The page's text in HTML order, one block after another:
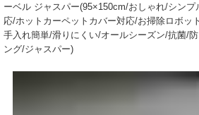
ーベル ジャスパー(95×150cm/おしゃれ/シン
応/ホットカーペットカバー対応/お掃除ロボッ
手入れ簡単/滑りにくい/オールシーズン/抗菌/
ング/ジャスパー)